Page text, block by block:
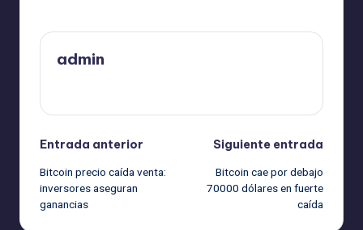
admin
Navegación
de
entradas
Entrada anterior
Bitcoin precio caída venta:
inversores aseguran
ganancias
Siguiente entrada
Bitcoin cae por debajo
70000 dólares en fuerte
caída